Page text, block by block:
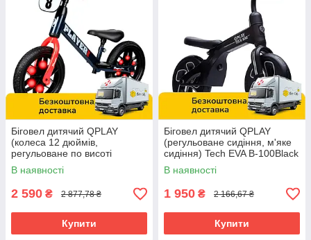
Біговел дитячий QPLAY
(колеса 12 дюймів,
регульоване по висоті
сидіння) Player B-600Red
Червоний
В наявності
2 590 ₴ 2 877,78 ₴
Купити
Біговел дитячий QPLAY
(регульоване сидіння, м'яке
сидіння) Tech EVA B-100Black
Чорний
В наявності
1 950 ₴ 2 166,67 ₴
Купити